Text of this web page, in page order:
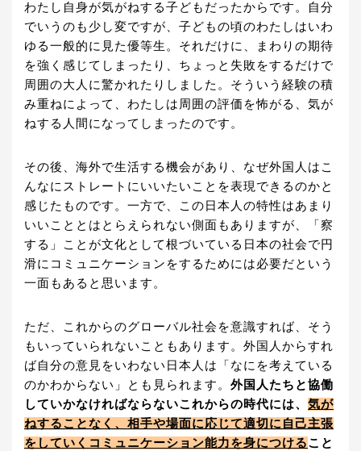
わたし自身が気がねする子どもだったからです。自分
でいうのも少し変ですが、子どもの頃のわたしはいわ
ゆる一般的に見た優等生。それだけに、まわりの期待
を強く感じてしまったり、ちょっと失敗をするだけで
周囲の大人に驚かれたりしました。そういう経験の積
み重ねによって、わたしは周囲の評価を怖がる、気が
ねする人間になってしまったのです。
その後、海外で生活する機会があり、なぜ外国人はこ
んなにストレートにいいたいことを表現できるのかと
感じたものです。一方で、この日本人の特性はあまり
いいこととはとらえられない側面もありますが、「察
する」ことが文化として根づいている日本の社会で円
滑にコミュニケーションをするためには必要だという
一面もあると思います。
ただ、これからのグローバル社会を意識すれば、そう
もいっていられないこともあります。外国人からすれ
ば自分の意見をいわない日本人は「なにを考えている
のかわからない」とも見られます。 外国人たちと協働
していかなければならないこれからの時代には、 気が
ねすることなく、相手や場面に応じて適切に自己主張
をしていくコミュニケーション能力を身につけること